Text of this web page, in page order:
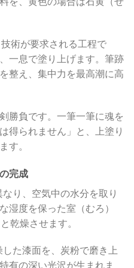
技術が要求される工程で
一息で塗り上げます。筆跡
整え、集中力を最高潮に高
勝負です。一筆一筆に魂を
得られません」と、上塗り
す。
完成
り、空気中の水分を取り
湿度を保った室（むろ）
乾燥させます。
た漆面を、炭粉で磨き上
有の深い光沢が生まれま